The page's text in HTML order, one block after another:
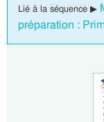
Lié à la séquence ▶
préparation :